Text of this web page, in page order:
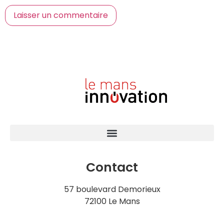
Contact
57 boulevard Demorieux
72100 Le Mans